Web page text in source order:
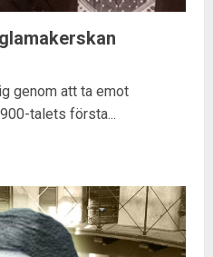
genom att ta emot
talets första...